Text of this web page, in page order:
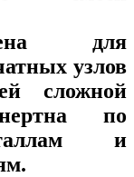
для
узлов
сложной
по
и